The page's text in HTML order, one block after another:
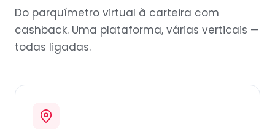
Do parquímetro virtual à carteira com
cashback. Uma plataforma, várias verticais —
todas ligadas.